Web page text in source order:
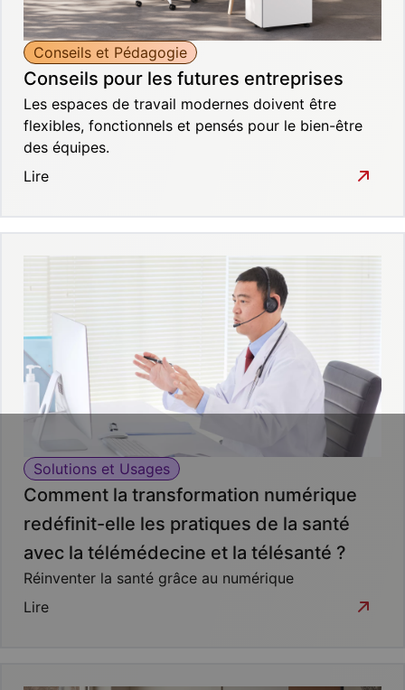
Conseils et Pédagogie
Conseils pour les futures entreprises
Les espaces de travail modernes doivent être
flexibles, fonctionnels et pensés pour le bien-être
des équipes.
Lire
Solutions et Usages
Comment la transformation numérique
redéfinit-elle les pratiques de la santé
avec la télémédecine et la télésanté ?
Réinventer la santé grâce au numérique
Lire